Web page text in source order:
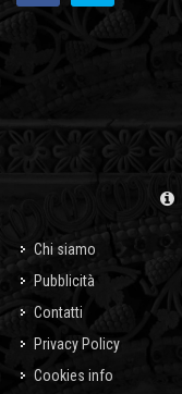
Chi siamo
Pubblicità
Contatti
Privacy Policy
Cookies info